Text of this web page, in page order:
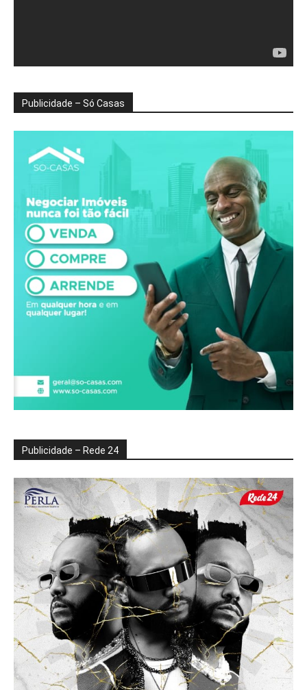
Publicidade – Só Casas
Publicidade – Rede 24